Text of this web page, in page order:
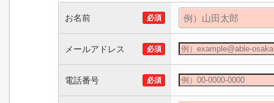
お名前 必須
メールアドレス 必須
電話番号 必須